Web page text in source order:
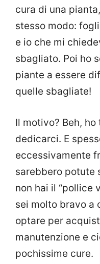
cura di una
stesso modo:
e io che mi
sbagliato. Poi ho
piante a essere
quelle sbagliate!
Il motivo? Beh,
dedicarci. E
eccessivamente
sarebbero potute
non hai il “pollice
sei molto bravo a
optare per
manutenzione e
pochissime cure.